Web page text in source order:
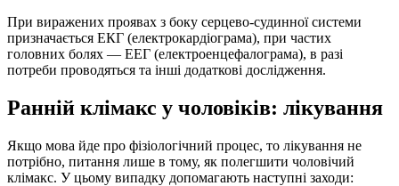
При виражених проявах з боку серцево-судинної системи
призначається ЕКГ (електрокардіограма), при частих
головних болях — ЕЕГ (електроенцефалограма), в разі
потреби проводяться та інші додаткові дослідження.
Ранній клімакс у чоловіків: лікування
Якщо мова йде про фізіологічний процес, то лікування не
потрібно, питання лише в тому, як полегшити чоловічий
клімакс. У цьому випадку допомагають наступні заходи: